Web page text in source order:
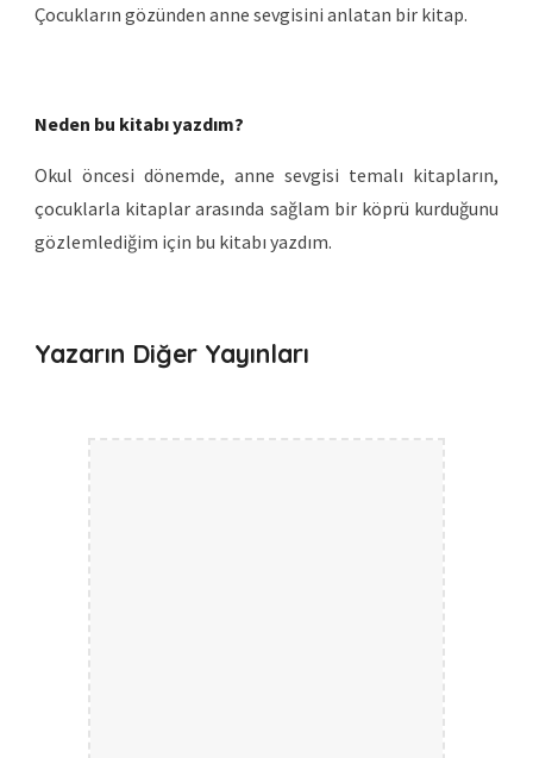
Çocukların gözünden anne sevgisini anlatan bir kitap.
Neden bu kitabı yazdım?
Okul öncesi dönemde, anne sevgisi temalı kitapların,
çocuklarla kitaplar arasında sağlam bir köprü kurduğunu
gözlemlediğim için bu kitabı yazdım.
Yazarın Diğer Yayınları